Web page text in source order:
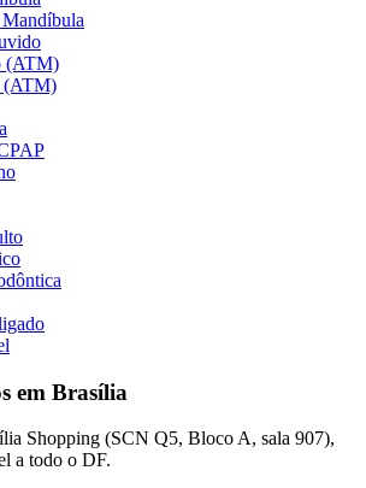
(ATM)
(ATM)
em Brasília
Shopping (SCN Q5, Bloco A, sala 907),
a todo o DF.